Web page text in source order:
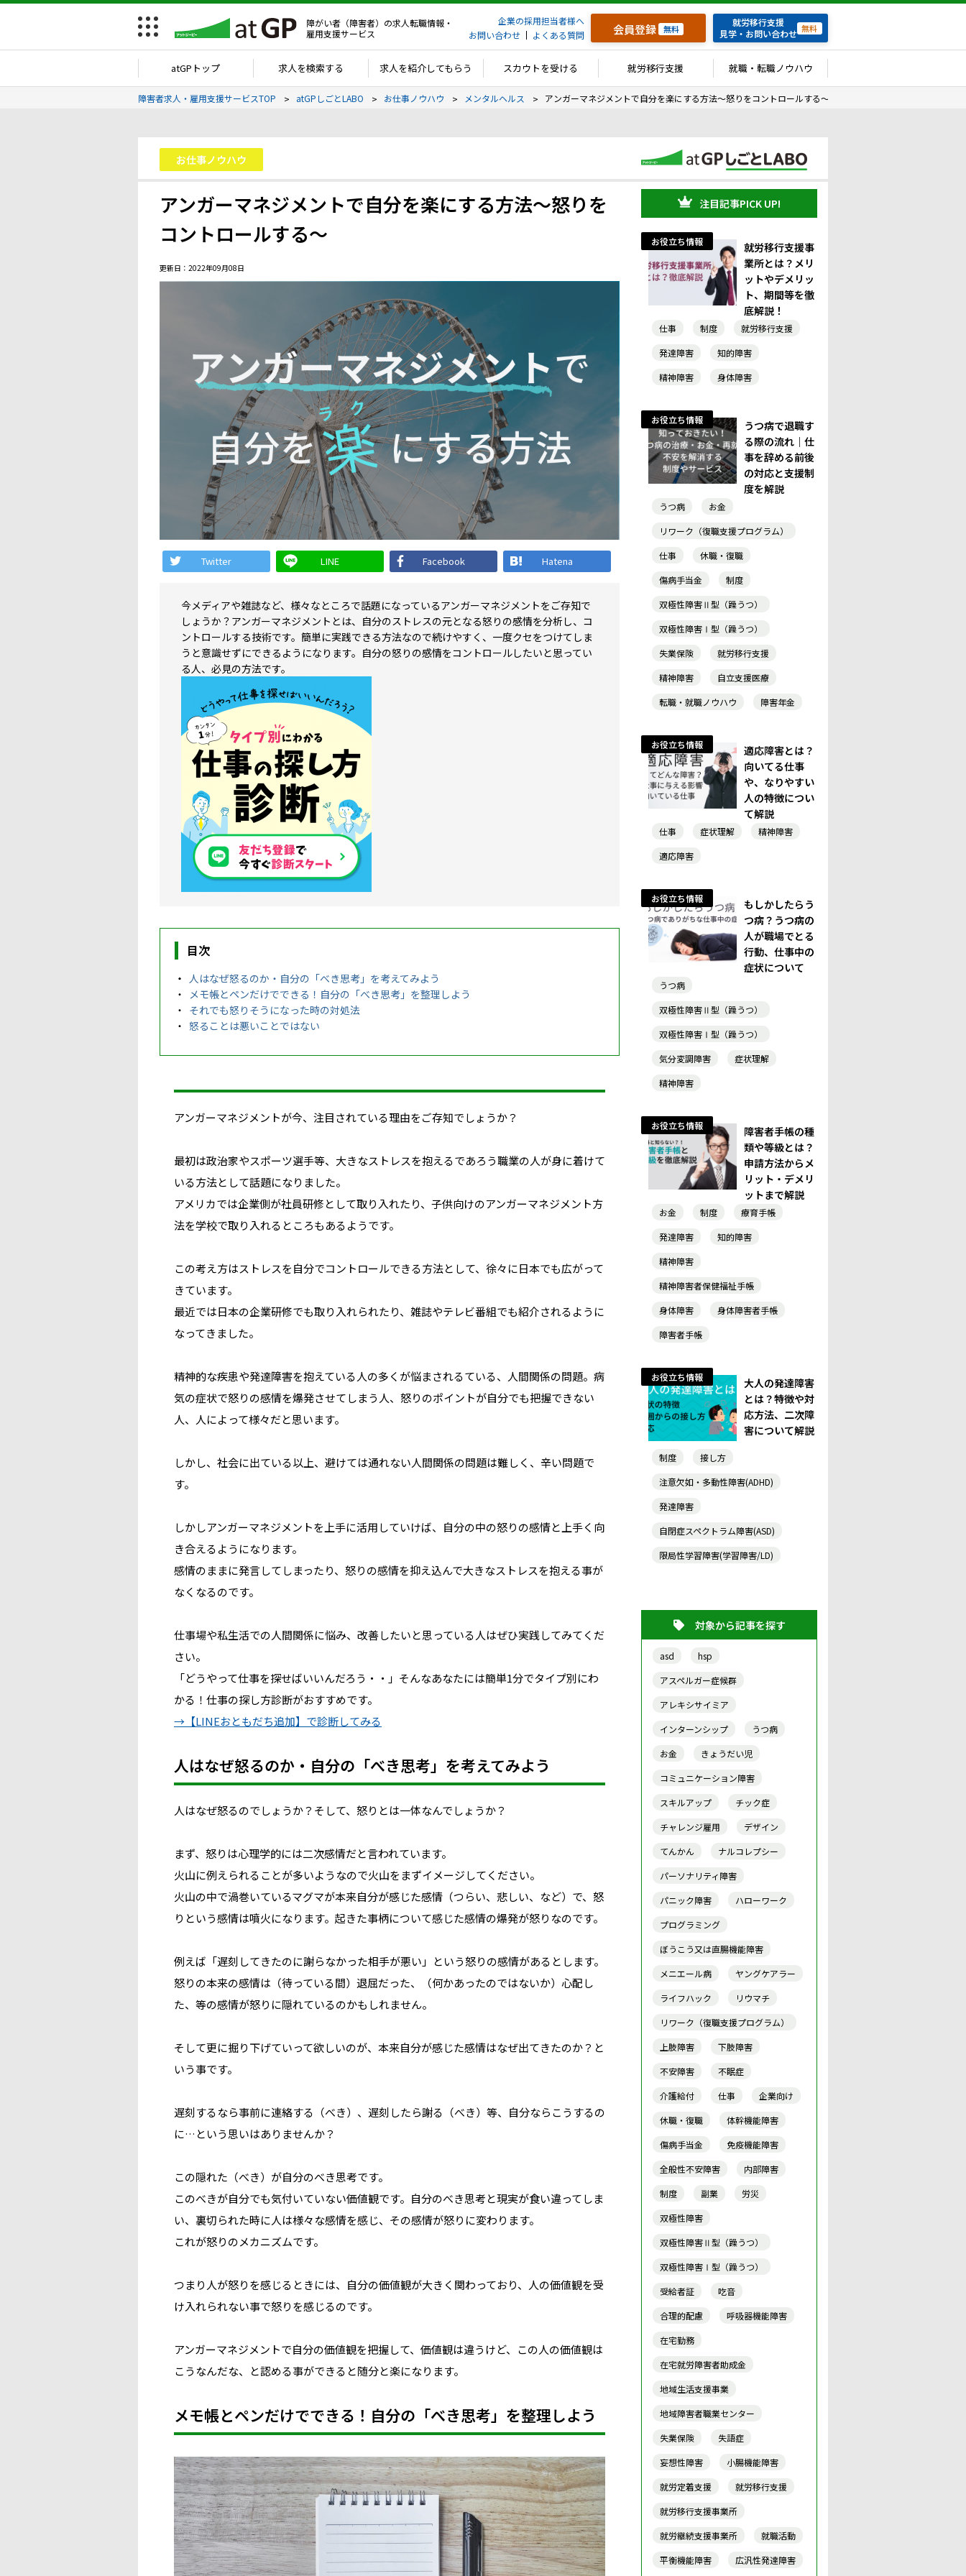
障がい者（障害者）の求人転職情報・
雇用支援サービス
企業の採用担当者様へ
お問い合わせ
よくある質問 会員登録 無料
就労移行支援
見学・お問い合わせ 無料
atGPトップ 求人を検索する 求人を紹介してもらう スカウトを受ける 就労移行支援 就職・転職ノウハウ
障害者求人・雇用支援サービスTOP atGPしごとLABO お仕事ノウハウ メンタルヘルス アンガーマネジメントで自分を楽にする方法～怒りをコントロールする～
お仕事ノウハウ
アンガーマネジメントで自分を楽にする方法～怒りを
コントロールする～
更新日：2022年09月08日
Twitter LINE Facebook Hatena
今メディアや雑誌など、様々なところで話題になっているアンガーマネジメントをご存知で
しょうか？アンガーマネジメントとは、自分のストレスの元となる怒りの感情を分析し、コ
ントロールする技術です。簡単に実践できる方法なので続けやすく、一度クセをつけてしま
うと意識せずにできるようになります。自分の怒りの感情をコントロールしたいと思ってい
る人、必見の方法です。
目次
人はなぜ怒るのか・自分の「べき思考」を考えてみよう
メモ帳とペンだけでできる！自分の「べき思考」を整理しよう
それでも怒りそうになった時の対処法
怒ることは悪いことではない
アンガーマネジメントが今、注目されている理由をご存知でしょうか？
最初は政治家やスポーツ選手等、大きなストレスを抱えるであろう職業の人が身に着けて
いる方法として話題になりました。
アメリカでは企業側が社員研修として取り入れたり、子供向けのアンガーマネジメント方
法を学校で取り入れるところもあるようです。
この考え方はストレスを自分でコントロールできる方法として、徐々に日本でも広がって
きています。
最近では日本の企業研修でも取り入れられたり、雑誌やテレビ番組でも紹介されるように
なってきました。
精神的な疾患や発達障害を抱えている人の多くが悩まされるている、人間関係の問題。病
気の症状で怒りの感情を爆発させてしまう人、怒りのポイントが自分でも把握できない
人、人によって様々だと思います。
しかし、社会に出ている以上、避けては通れない人間関係の問題は難しく、辛い問題で
す。
しかしアンガーマネジメントを上手に活用していけば、自分の中の怒りの感情と上手く向
き合えるようになります。
感情のままに発言してしまったり、 怒りの感情を抑え込んで大きなストレスを抱える事が
なくなるのです。
仕事場や私生活での人間関係に悩み、改善したいと思っている人はぜひ実践してみてくだ
さい。
「どうやって仕事を探せばいいんだろう・・」そんなあなたには簡単1分でタイプ別にわ
かる！仕事の探し方診断がおすすめです。
→【LINEおともだち追加】で診断してみる
人はなぜ怒るのか・自分の「べき思考」を考えてみよう
人はなぜ怒るのでしょうか？そして、怒りとは一体なんでしょうか？
まず、 怒りは心理学的には二次感情だと言われています。
火山に例えられることが多いようなので火山をまずイメージしてください。
火山の中で渦巻いているマグマが本来自分が感じた感情（つらい、悲しい、など）で、 怒
りという感情は噴火になります。 起きた事柄について感じた感情の爆発が怒り なのです。
例えば「遅刻してきたのに謝らなかった相手が悪い」という怒りの感情があるとします。
怒りの本来の感情は（待っている間）退屈だった、（何かあったのではないか）心配し
た、等の感情が怒りに隠れているのかも しれません。
そして更に掘り下げていって欲しいのが、 本来自分が感じた感情はなぜ出てきたのか？と
いう事です。
遅刻するなら事前に連絡する（べき）、遅刻したら謝る（べき）等、 自分ならこうするの
に…という思いはありませんか？
この隠れた（べき）が自分のべき思考です。
このべきが自分でも気付いていない価値観です。 自分のべき思考と現実が食い違ってしま
い、裏切られた時に人は様々な感情を感じ、その感情が怒りに変わります。
これが怒りのメカニズムです。
つまり人が怒りを感じるときには、 自分の価値観が大きく関わっており、人の価値観を受
け入れられない事で怒りを感じるのです。
アンガーマネジメントで自分の価値観を把握して、価値観は違うけど、この人の価値観は
こうなんだな、と認める事ができると随分と楽になります。
メモ帳とペンだけでできる！自分の「べき思考」を整理しよう
注目記事PICK UP!
お役立ち情報
就労移行支援事
業所とは？メリ
ットやデメリッ
ト、期間等を徹
底解説！
仕事 制度
就労移行支援
発達障害
知的障害
精神障害
身体障害
お役立ち情報
うつ病で退職す
る際の流れ｜仕
事を辞める前後
の対応と支援制
度を解説
うつ病
お金
リワーク（復職支援プログラム）
仕事
休職・復職
傷病手当金
制度
双極性障害Ⅱ型（躁うつ）
双極性障害Ⅰ型（躁うつ）
失業保険
就労移行支援
精神障害
自立支援医療
転職・就職ノウハウ
障害年金
お役立ち情報
適応障害とは？
向いてる仕事
や、なりやすい
人の特徴につい
て解説
仕事 症状理解
精神障害
適応障害
お役立ち情報
もしかしたらう
つ病？うつ病の
人が職場でとる
行動、仕事中の
症状について
うつ病
双極性障害Ⅱ型（躁うつ）
双極性障害Ⅰ型（躁うつ）
気分変調障害
症状理解
精神障害
お役立ち情報
障害者手帳の種
類や等級とは？
申請方法からメ
リット・デメリ
ットまで解説
お金 制度
療育手帳
発達障害
知的障害
精神障害
精神障害者保健福祉手帳
身体障害
身体障害者手帳
障害者手帳
お役立ち情報
大人の発達障害
とは？特徴や対
応方法、二次障
害について解説
制度
接し方
注意欠如・多動性障害(ADHD)
発達障害
自閉症スペクトラム障害(ASD)
限局性学習障害(学習障害/LD)
対象から記事を探す
asd
hsp
アスペルガー症候群
アレキシサイミア
インターンシップ
うつ病
お金
きょうだい児
コミュニケーション障害
スキルアップ
チック症
チャレンジ雇用
デザイン
てんかん
ナルコレプシー
パーソナリティ障害
パニック障害
ハローワーク
プログラミング
ぼうこう又は直腸機能障害
メニエール病
ヤングケアラー
ライフハック
リウマチ
リワーク（復職支援プログラム）
上肢障害
下肢障害
不安障害
不眠症
介護給付
仕事
企業向け
休職・復職
体幹機能障害
傷病手当金
免疫機能障害
全般性不安障害
内部障害
制度
副業
労災
双極性障害
双極性障害Ⅱ型（躁うつ）
双極性障害Ⅰ型（躁うつ）
受給者証
吃音
合理的配慮
呼吸器機能障害
在宅勤務
在宅就労障害者助成金
地域生活支援事業
地域障害者職業センター
失業保険
失語症
妄想性障害
小腸機能障害
就労定着支援
就労移行支援
就労移行支援事業所
就労継続支援事業所
就職活動
平衡機能障害
広汎性発達障害